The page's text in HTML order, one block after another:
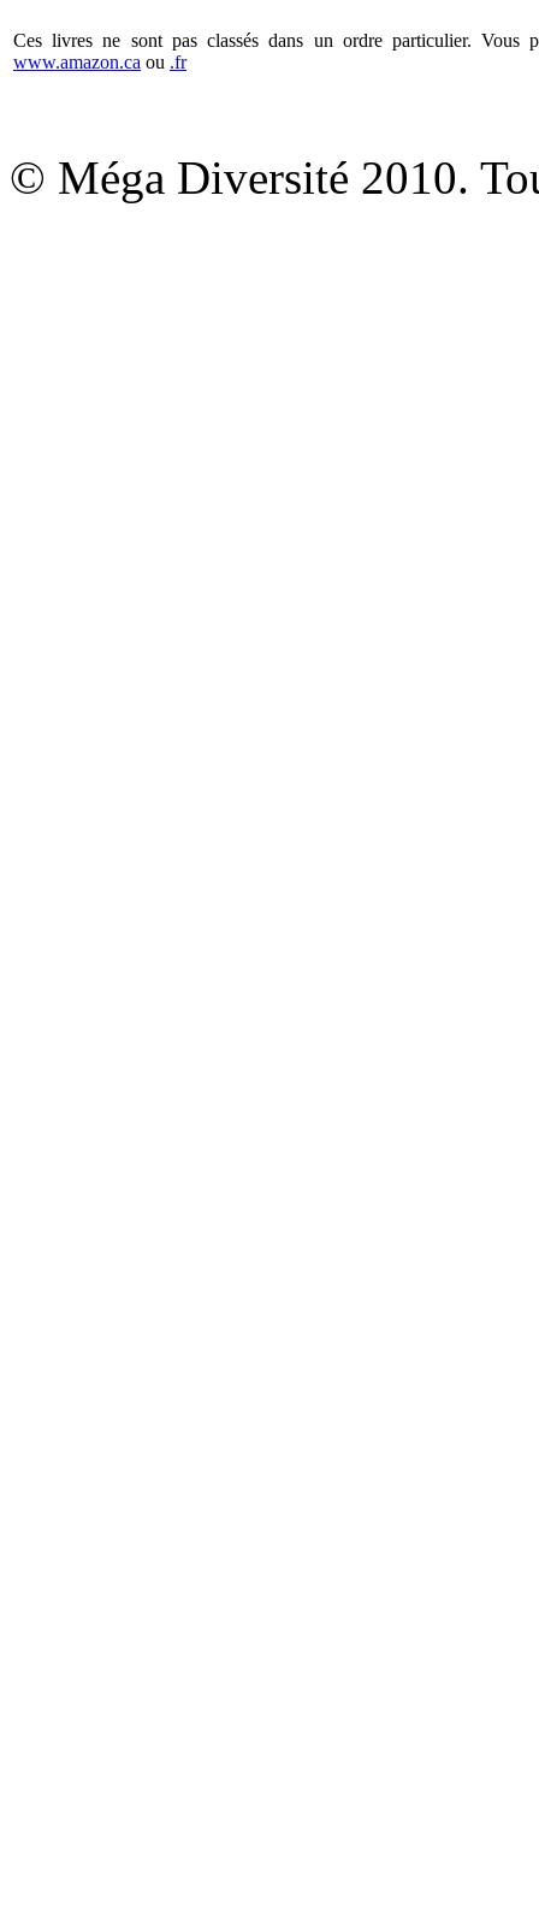
Ces livres ne sont pas classés dans un ordre particulier. Vous
www.amazon.ca ou .fr
© Méga Diversité 2010.